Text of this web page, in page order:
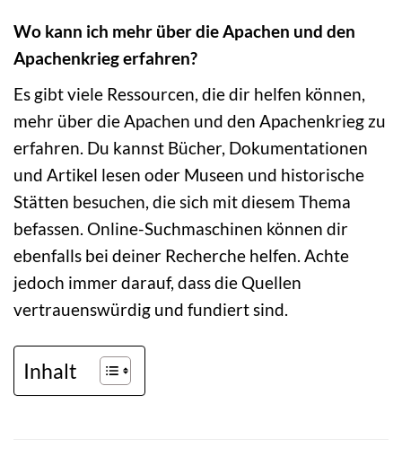
Wo kann ich mehr über die Apachen und den
Apachenkrieg erfahren?
Es gibt viele Ressourcen, die dir helfen können,
mehr über die Apachen und den Apachenkrieg zu
erfahren. Du kannst Bücher, Dokumentationen
und Artikel lesen oder Museen und historische
Stätten besuchen, die sich mit diesem Thema
befassen. Online-Suchmaschinen können dir
ebenfalls bei deiner Recherche helfen. Achte
jedoch immer darauf, dass die Quellen
vertrauenswürdig und fundiert sind.
Inhalt